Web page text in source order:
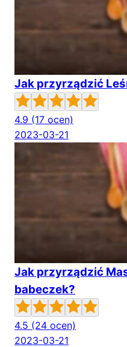
Jak przyrządzić
4.9 (17 ocen)
2023-03-21
Jak przyrządzić
babeczek?
4.5 (24 ocen)
2023-03-21